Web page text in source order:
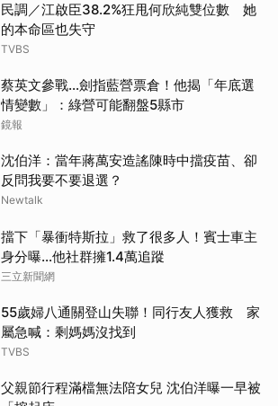
民調／江啟臣38.2%狂甩何欣純雙位數 她
的本命區也失守
TVBS
蔡英文參戰…劍指藍營票倉！他揭「年底選
情變數」：綠營可能翻盤5縣市
鏡報
沈伯洋：當年蔣萬安造謠陳時中擋疫苗、卻
反問我要不要退選？
Newtalk
擋下「暴衝特斯拉」救了很多人！賓士車主
身分曝…他社群擁1.4萬追蹤
三立新聞網
55歲婦八通關登山失聯！同行友人獲救 家
屬急喊：剩媽媽沒找到
TVBS
父親節行程滿檔無法陪女兒 沈伯洋曝一早被